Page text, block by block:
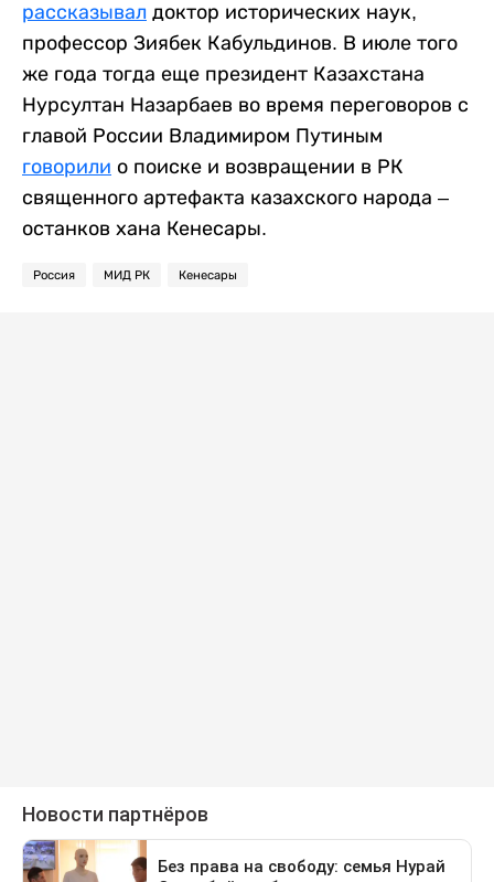
рассказывал доктор исторических наук,
профессор Зиябек Кабульдинов. В июле того
же года тогда еще президент Казахстана
Нурсултан Назарбаев во время переговоров с
главой России Владимиром Путиным
говорили о поиске и возвращении в РК
священного артефакта казахского народа –
останков хана Кенесары.
Россия МИД РК Кенесары